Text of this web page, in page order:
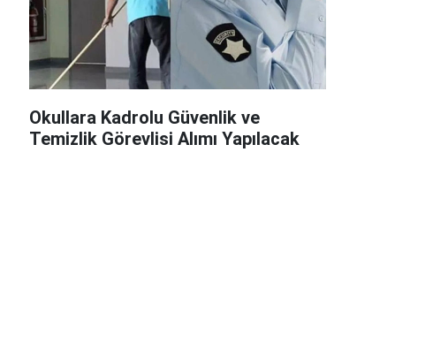
Okullara Kadrolu Güvenlik ve
Temizlik Görevlisi Alımı Yapılacak